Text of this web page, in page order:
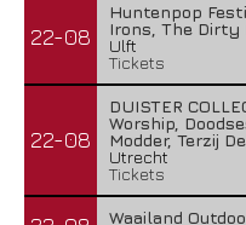
22-08
Huntenpop
Irons, The Dirty
Ulft
Tickets
22-08
DUISTER
Worship,
Modder, Terzij
Utrecht
Tickets
Waailand